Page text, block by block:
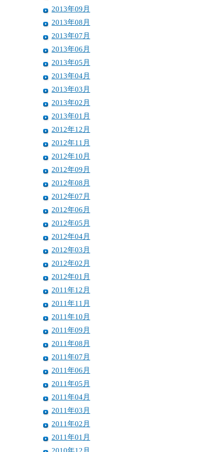
2013年09月
2013年08月
2013年07月
2013年06月
2013年05月
2013年04月
2013年03月
2013年02月
2013年01月
2012年12月
2012年11月
2012年10月
2012年09月
2012年08月
2012年07月
2012年06月
2012年05月
2012年04月
2012年03月
2012年02月
2012年01月
2011年12月
2011年11月
2011年10月
2011年09月
2011年08月
2011年07月
2011年06月
2011年05月
2011年04月
2011年03月
2011年02月
2011年01月
2010年12月